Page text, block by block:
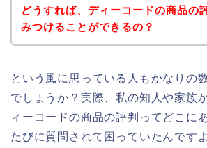
どうすれば、ディーコードの商品の
みつけることができるの？
という風に思っている人もかなりの
でしょうか？実際、私の知人や家族
ィーコードの商品の評判ってどこに
たびに質問されて困っていたんですよ